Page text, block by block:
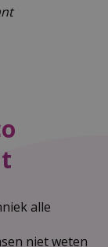
alle
niet weten